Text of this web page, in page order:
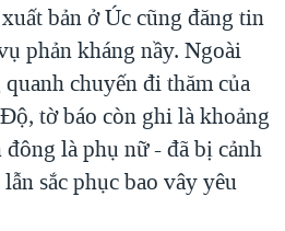
bản ở Úc cũng đăng tin
phản kháng nầy. Ngoài
chuyến đi thăm của
tờ báo còn ghi là khoảng
là phụ nữ - đã bị cảnh
sắc phục bao vây yêu